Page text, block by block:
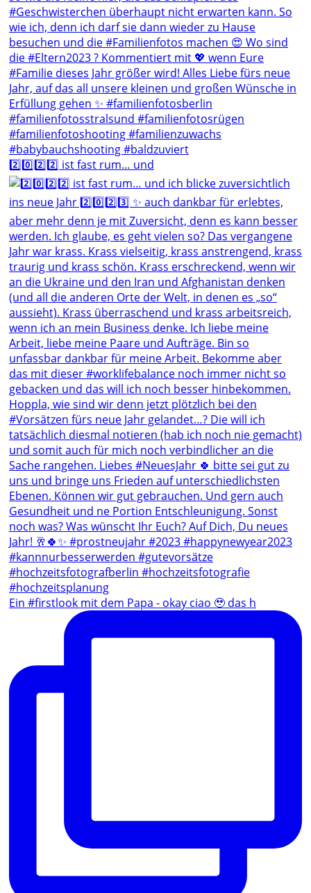
2️⃣0️⃣2️⃣2️⃣ ist fast rum… und
Ein #firstlook mit dem Papa - okay ciao 🥹 das h